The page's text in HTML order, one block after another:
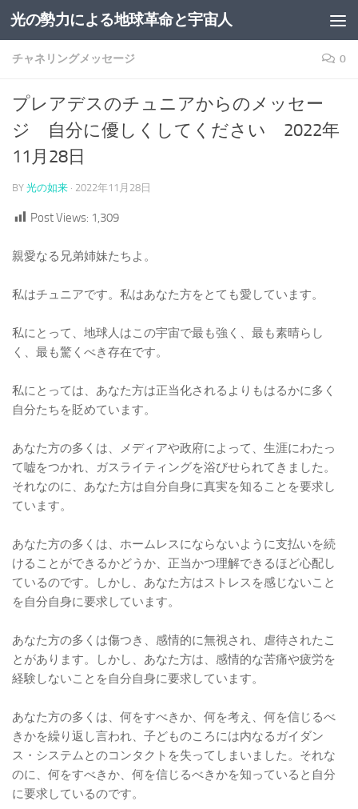
コンテンツへスキップ
光の勢力による地球革命と宇宙人
チャネリングメッセージ 0
プレアデスのチュニアからのメッセー
ジ 自分に優しくしてください 2022年
11月28日
BY 光の如来 · 2022年11月28日
Post Views: 1,309
親愛なる兄弟姉妹たちよ。
私はチュニアです。私はあなた方をとても愛しています。
私にとって、地球人はこの宇宙で最も強く、最も素晴らし
く、最も驚くべき存在です。
私にとっては、あなた方は正当化されるよりもはるかに多く
自分たちを貶めています。
あなた方の多くは、メディアや政府によって、生涯にわたっ
て嘘をつかれ、ガスライティングを浴びせられてきました。
それなのに、あなた方は自分自身に真実を知ることを要求し
ています。
あなた方の多くは、ホームレスにならないように支払いを続
けることができるかどうか、正当かつ理解できるほど心配し
ているのです。しかし、あなた方はストレスを感じないこと
を自分自身に要求しています。
あなた方の多くは傷つき、感情的に無視され、虐待されたこ
とがあります。しかし、あなた方は、感情的な苦痛や疲労を
経験しないことを自分自身に要求しています。
あなた方の多くは、何をすべきか、何を考え、何を信じるべ
きかを繰り返し言われ、子どものころには内なるガイダン
ス・システムとのコンタクトを失ってしまいました。それな
のに、何をすべきか、何を信じるべきかを知っていると自分
に要求しているのです。